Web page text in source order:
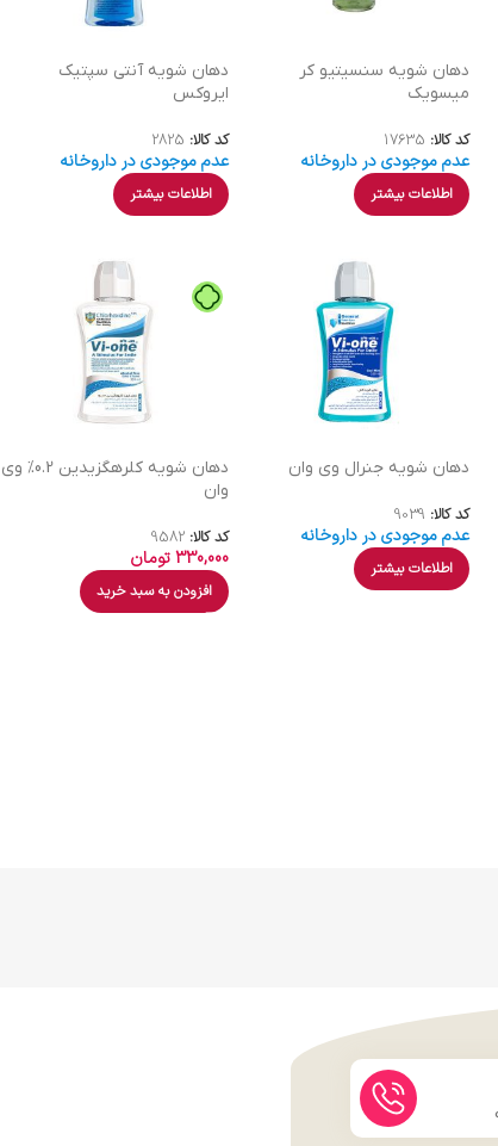
دهان شویه سنسیتیو کر
میسویک
کد کالا: 17635
عدم موجودی در داروخانه
اطلاعات بیشتر
دهان شویه آنتی سپتیک
ایروکس
کد کالا: 2825
عدم موجودی در داروخانه
اطلاعات بیشتر
دهان شویه جنرال وی وان
کد کالا: 9039
عدم موجودی در داروخانه
اطلاعات بیشتر
دهان شویه کلرهگزیدین 0.2% وی
وان
کد کالا: 9582
330,000تومان
افزودن به سبد خرید